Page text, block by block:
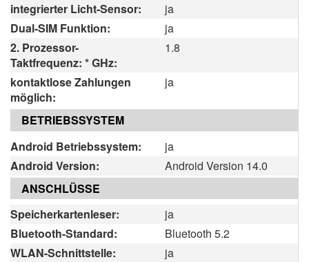
integrierter Licht-Sensor:
ja
Dual-SIM Funktion:
ja
2. Prozessor-
Taktfrequenz: * GHz:
1.8
kontaktlose Zahlungen
möglich:
ja
BETRIEBSSYSTEM
Android Betriebssystem:
ja
Android Version:
Android Version 14.0
ANSCHLÜSSE
Speicherkartenleser:
ja
Bluetooth-Standard:
Bluetooth 5.2
WLAN-Schnittstelle:
ja